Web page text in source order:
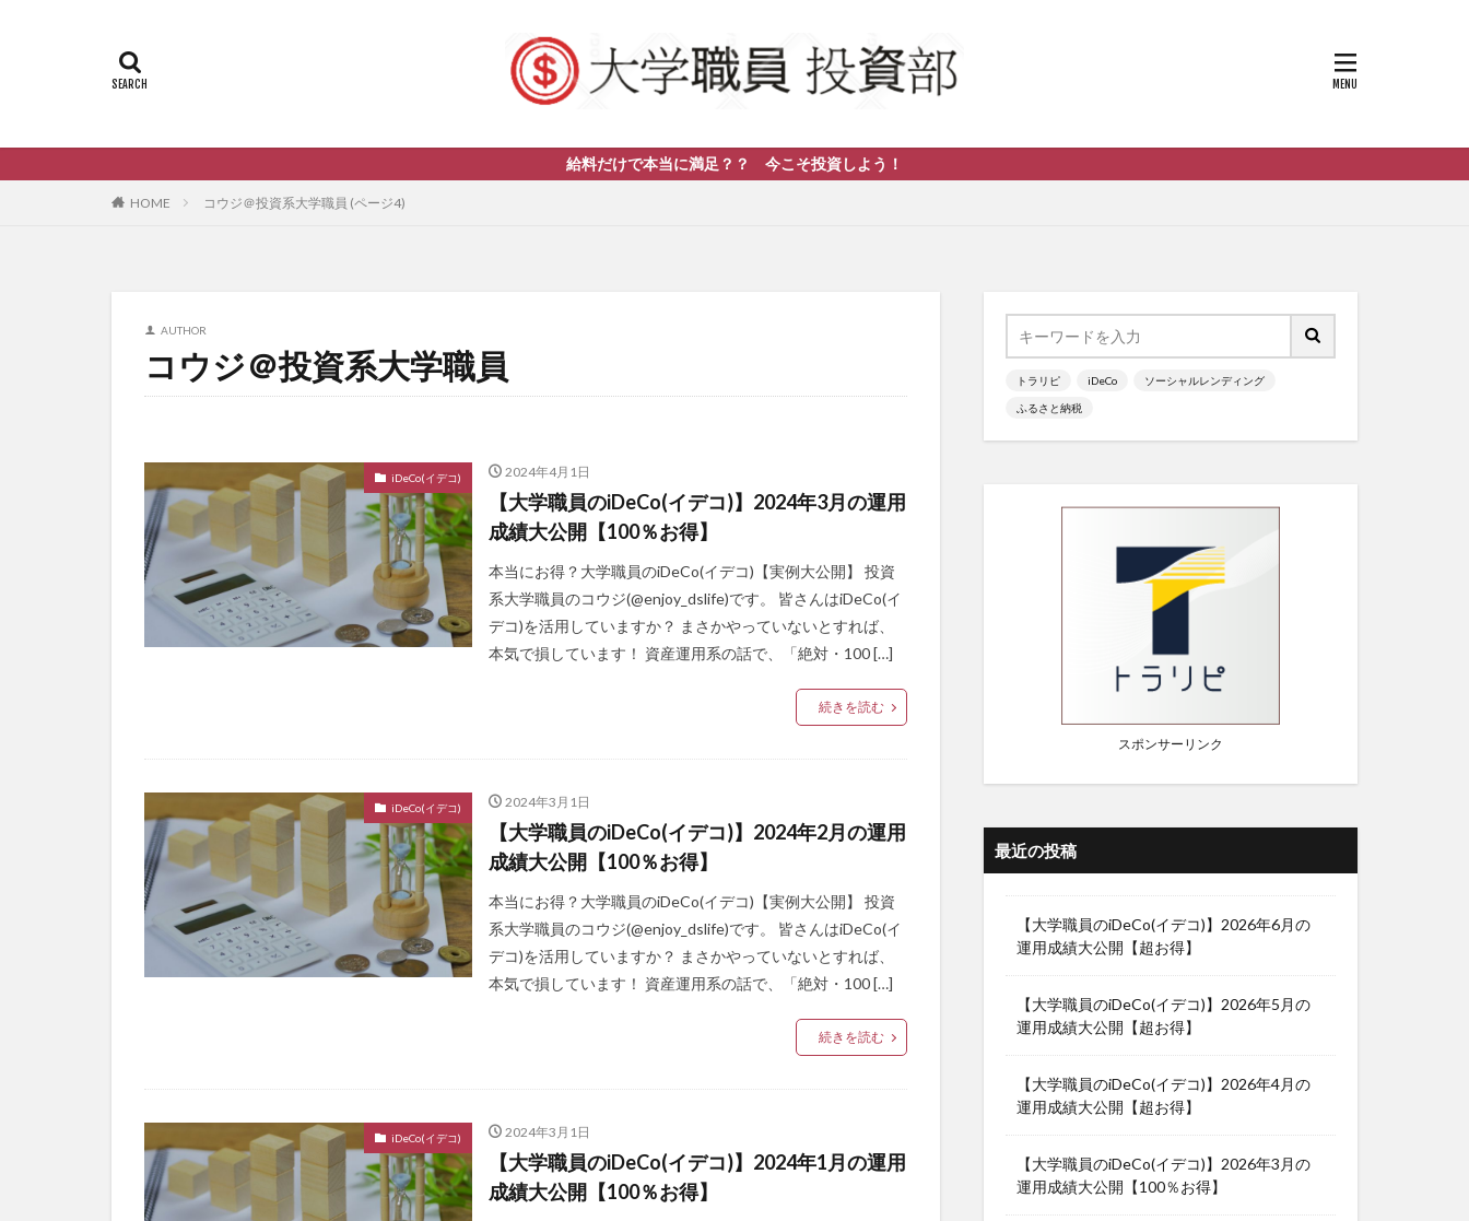
給料だけで本当に満足？？ 今こそ投資しよう！
HOME コウジ＠投資系大学職員 (ページ4)
AUTHOR
コウジ＠投資系大学職員
iDeCo(イデコ) 2024年4月1日
【大学職員のiDeCo(イデコ)】2024年3月の運用
成績大公開【100％お得】
本当にお得？大学職員のiDeCo(イデコ)【実例大公開】 投資
系大学職員のコウジ(@enjoy_dslife)です。 皆さんはiDeCo(イ
デコ)を活用していますか？ まさかやっていないとすれば、
本気で損しています！ 資産運用系の話で、「絶対・100 […]
続きを読む
iDeCo(イデコ) 2024年3月1日
【大学職員のiDeCo(イデコ)】2024年2月の運用
成績大公開【100％お得】
本当にお得？大学職員のiDeCo(イデコ)【実例大公開】 投資
系大学職員のコウジ(@enjoy_dslife)です。 皆さんはiDeCo(イ
デコ)を活用していますか？ まさかやっていないとすれば、
本気で損しています！ 資産運用系の話で、「絶対・100 […]
続きを読む
iDeCo(イデコ) 2024年3月1日
【大学職員のiDeCo(イデコ)】2024年1月の運用
成績大公開【100％お得】
トラリピ iDeCo ソーシャルレンディング
ふるさと納税
スポンサーリンク
最近の投稿
【大学職員のiDeCo(イデコ)】2026年6月の
運用成績大公開【超お得】
【大学職員のiDeCo(イデコ)】2026年5月の
運用成績大公開【超お得】
【大学職員のiDeCo(イデコ)】2026年4月の
運用成績大公開【超お得】
【大学職員のiDeCo(イデコ)】2026年3月の
運用成績大公開【100％お得】